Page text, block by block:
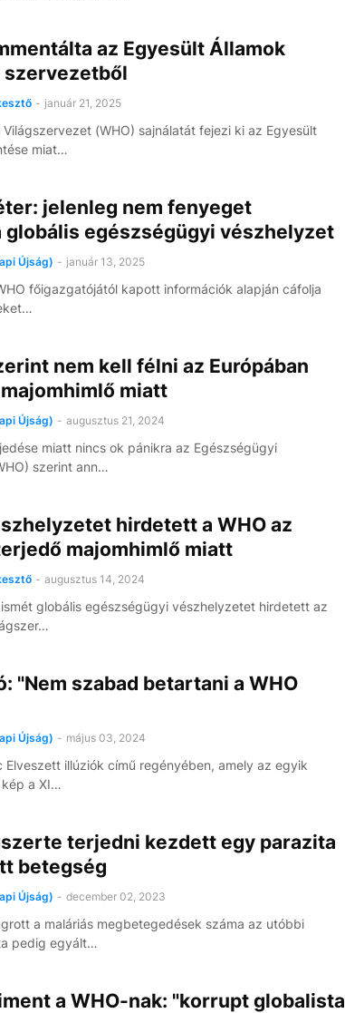
az Egyesült Államok
szervezetből
- január 21, 2025
(WHO) sajnálatát fejezi ki az Egyesült
miat…
jelenleg nem fenyeget
globális egészségügyi vészhelyzet
Újság) - január 13, 2025
főigazgatójától kapott információk alapján cáfolja
nem kell félni az Európában
miatt
Újság) - augusztus 21, 2024
miatt nincs ok pánikra az Egészségügyi
szerint ann…
hirdetett a WHO az
majomhimlő miatt
- augusztus 14, 2024
globális egészségügyi vészhelyzetet hirdetett az
"Nem szabad betartani a WHO
Újság) - május 03, 2024
Elveszett illúziók című regényében, amely az egyik
a XI…
terjedni kezdett egy parazita
betegség
Újság) - december 02, 2023
a maláriás megbetegedések száma az utóbbi
pedig egyált…
a WHO-nak: "korrupt globalista